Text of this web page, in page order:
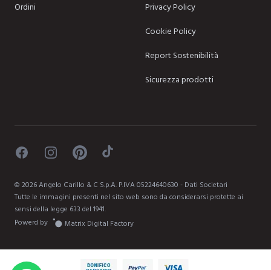
Ordini
Privacy Policy
Cookie Policy
Report Sostenibilità
Sicurezza prodotti
FacebookInstagramPinterestTikTok
© 2026Angelo Carillo & C S.p.A. P.IVA 05224640630 - Dati Societari
Tutte le immagini presenti nel sito web sono da considerarsi protette ai
sensi della legge 633 del 1941.
Powerd by
Matrix Digital Factory